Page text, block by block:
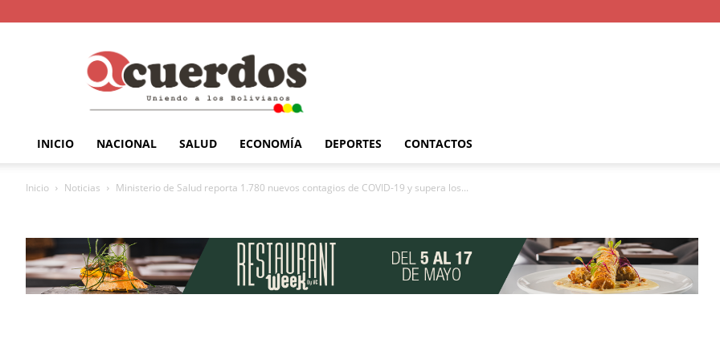
INICIO NACIONAL SALUD ECONOMÍA DEPORTES CONTACTOS
Inicio Noticias Ministerio de Salud reporta 1.780 nuevos contagios de COVID-19 y supera los...